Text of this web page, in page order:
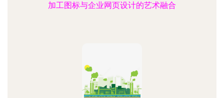
加工图标与企业网页设计的艺术融合